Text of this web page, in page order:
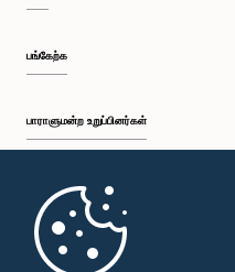
பங்கேற்க
பாராளுமன்ற உறுப்பினர்கள்
முதற்பக்கம்